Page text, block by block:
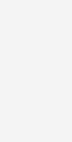
von
nationale Anhang
Ergänzungen
auch zur
der EU-
ein direkter
werden Aspekte